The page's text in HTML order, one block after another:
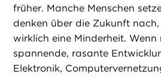
früher. Manche Menschen
denken über die Zukunft
wirklich eine Minderheit.
spannende, rasante
Elektronik,